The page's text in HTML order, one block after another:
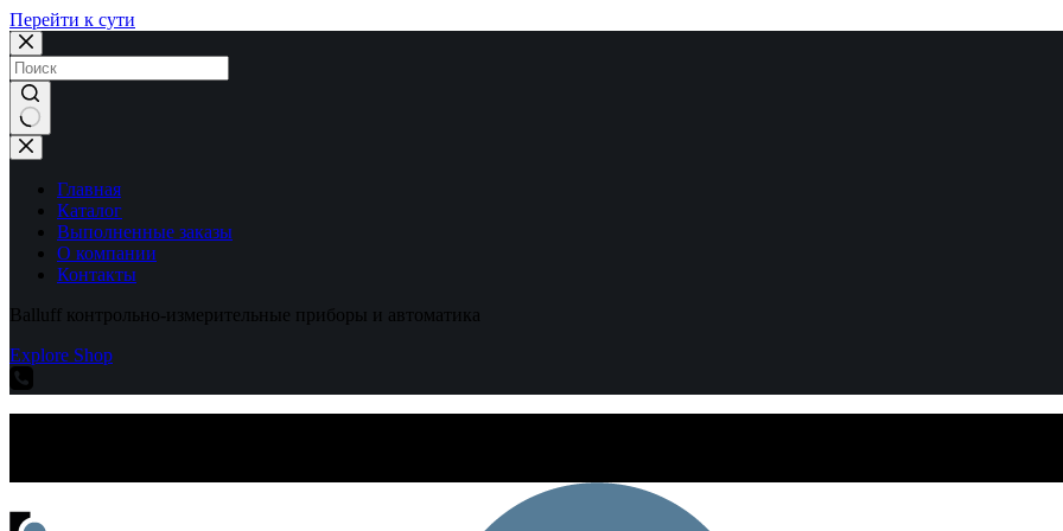
Перейти к сути
Ничего
не
найденоГлавная
Каталог
Выполненные заказы
О компании
Контакты
Balluff контрольно-измерительные приборы и автоматика
Explore Shop